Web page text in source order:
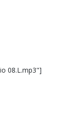
08.L.mp3"]